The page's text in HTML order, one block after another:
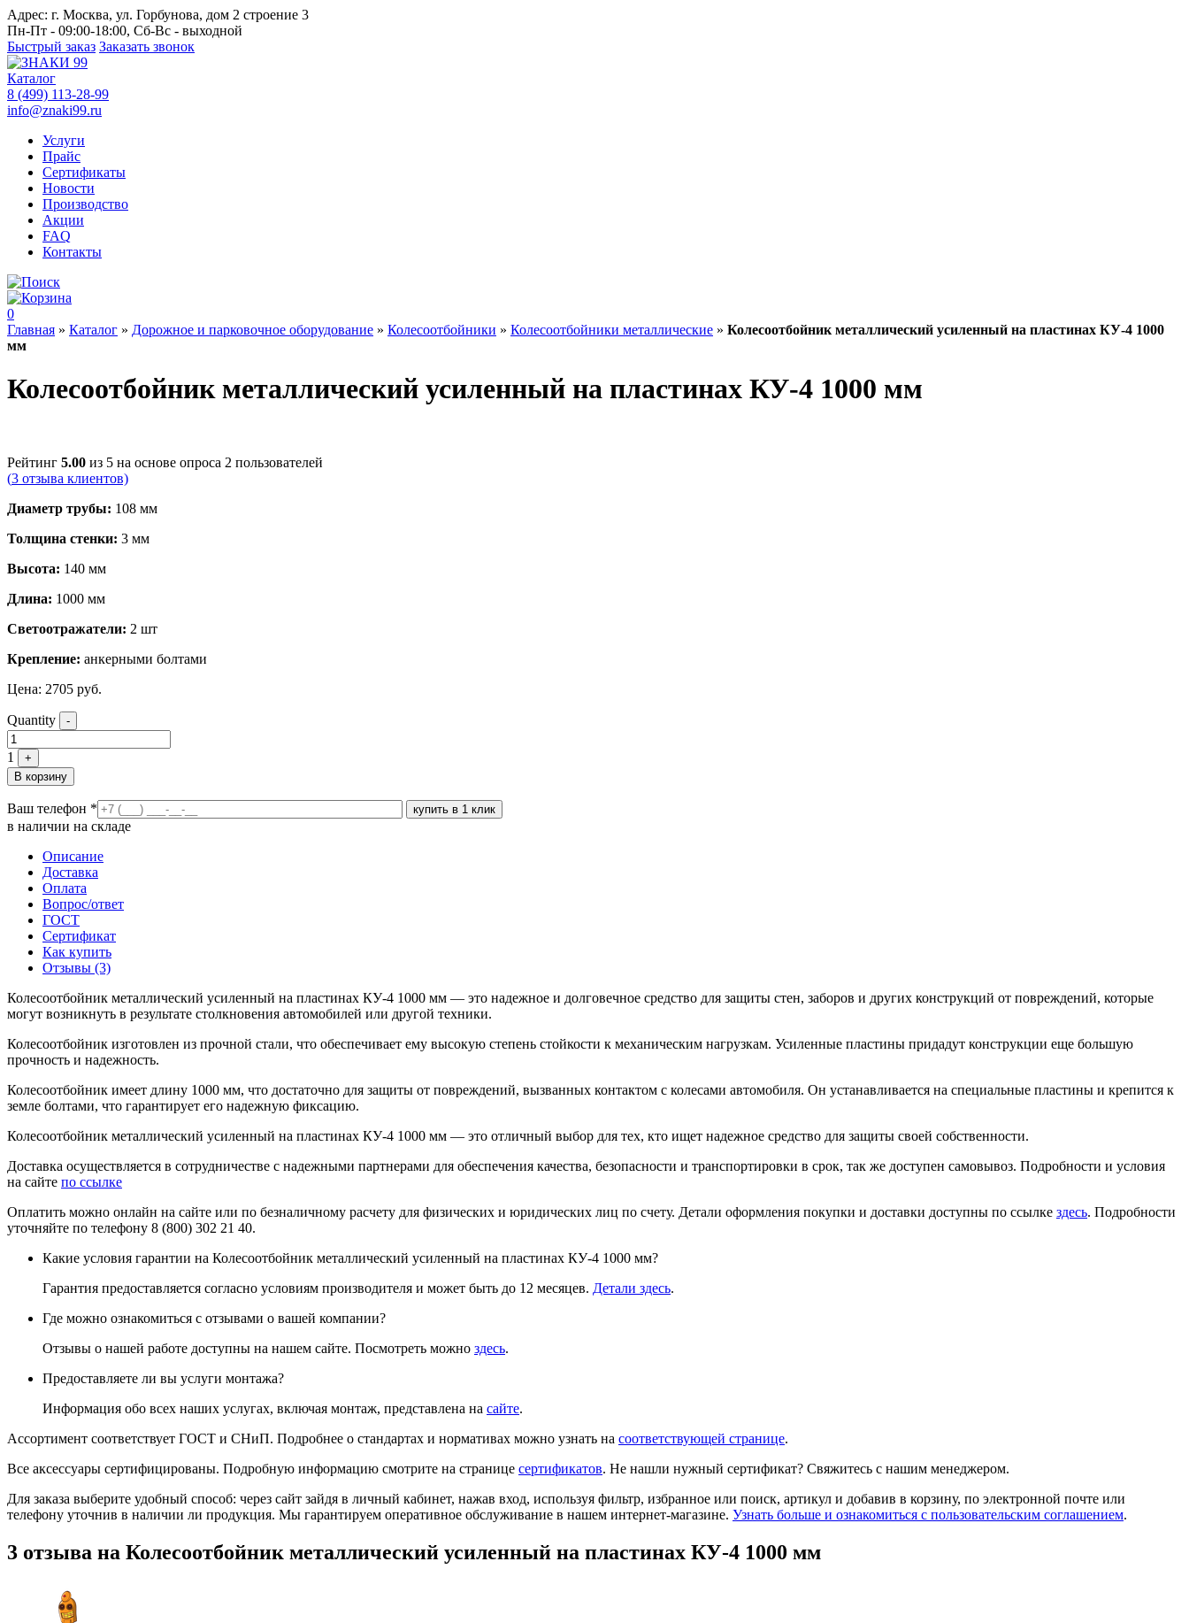
Адрес: г. Москва, ул. Горбунова, дом 2 строение 3
Пн-Пт - 09:00-18:00, Сб-Вс - выходной
Быстрый заказ Заказать звонок
Каталог
8 (499) 113-28-99
info@znaki99.ru
Услуги
Прайс
Сертификаты
Новости
Производство
Акции
FAQ
Контакты
0
Главная » Каталог » Дорожное и парковочное оборудование » Колесоотбойники » Колесоотбойники металлические » Колесоотбойник металлический усиленный на пластинах КУ-4 1000
мм
Колесоотбойник металлический усиленный на пластинах КУ-4 1000 мм
Рейтинг 5.00 из 5 на основе опроса 2 пользователей
(3 отзыва клиентов)
Диаметр трубы: 108 мм
Толщина стенки: 3 мм
Высота: 140 мм
Длина: 1000 мм
Светоотражатели: 2 шт
Крепление: анкерными болтами
Цена: 2705 руб.
Quantity -
1
+
В корзину
Ваш телефон *
в наличии на складе
Описание
Доставка
Оплата
Вопрос/ответ
ГОСТ
Сертификат
Как купить
Отзывы (3)
Колесоотбойник металлический усиленный на пластинах КУ-4 1000 мм — это надежное и долговечное средство для защиты стен, заборов и других конструкций от повреждений, которые
могут возникнуть в результате столкновения автомобилей или другой техники.
Колесоотбойник изготовлен из прочной стали, что обеспечивает ему высокую степень стойкости к механическим нагрузкам. Усиленные пластины придадут конструкции еще большую
прочность и надежность.
Колесоотбойник имеет длину 1000 мм, что достаточно для защиты от повреждений, вызванных контактом с колесами автомобиля. Он устанавливается на специальные пластины и крепится к
земле болтами, что гарантирует его надежную фиксацию.
Колесоотбойник металлический усиленный на пластинах КУ-4 1000 мм — это отличный выбор для тех, кто ищет надежное средство для защиты своей собственности.
Доставка осуществляется в сотрудничестве с надежными партнерами для обеспечения качества, безопасности и транспортировки в срок, так же доступен самовывоз. Подробности и условия
на сайте по ссылке
Оплатить можно онлайн на сайте или по безналичному расчету для физических и юридических лиц по счету. Детали оформления покупки и доставки доступны по ссылке здесь. Подробности
уточняйте по телефону 8 (800) 302 21 40.
Какие условия гарантии на Колесоотбойник металлический усиленный на пластинах КУ-4 1000 мм?
Гарантия предоставляется согласно условиям производителя и может быть до 12 месяцев. Детали здесь.
Где можно ознакомиться с отзывами о вашей компании?
Отзывы о нашей работе доступны на нашем сайте. Посмотреть можно здесь.
Предоставляете ли вы услуги монтажа?
Информация обо всех наших услугах, включая монтаж, представлена на сайте.
Ассортимент соответствует ГОСТ и СНиП. Подробнее о стандартах и нормативах можно узнать на соответствующей странице.
Все аксессуары сертифицированы. Подробную информацию смотрите на странице сертификатов. Не нашли нужный сертификат? Свяжитесь с нашим менеджером.
Для заказа выберите удобный способ: через сайт зайдя в личный кабинет, нажав вход, используя фильтр, избранное или поиск, артикул и добавив в корзину, по электронной почте или
телефону уточнив в наличии ли продукция. Мы гарантируем оперативное обслуживание в нашем интернет-магазине. Узнать больше и ознакомиться с пользовательским соглашением.
3 отзыва на Колесоотбойник металлический усиленный на пластинах КУ-4 1000 мм